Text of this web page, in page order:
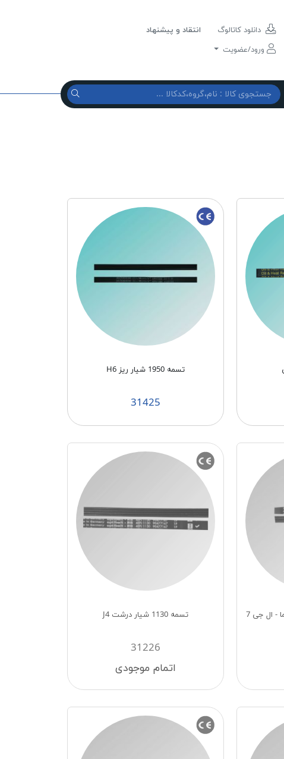
دانلود کاتالوگ
انتقاد و پیشنهاد
ورود/عضویت
تسمه 1950 شیار ریز H6
31425
تسمه 1120 شيار درشت پاكشوما - ال جی 7
تسمه 1130 شیار درشت J4
31226
اتمام موجودی